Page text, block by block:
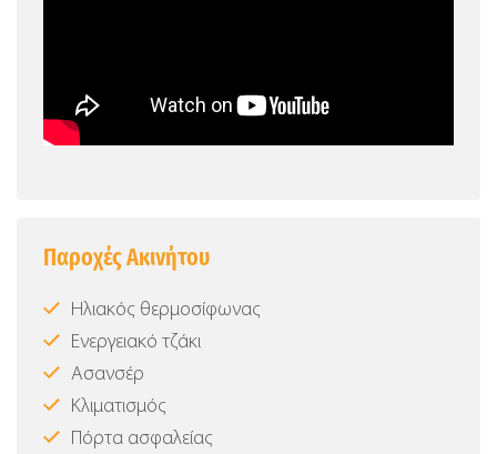
Παροχές Ακινήτου
Ηλιακός θερμοσίφωνας
Ενεργειακό τζάκι
Ασανσέρ
Κλιματισμός
Πόρτα ασφαλείας